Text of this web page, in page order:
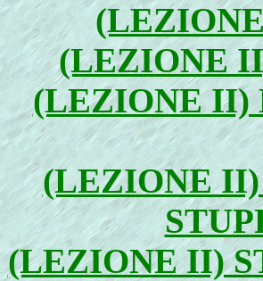
(LEZIONE
(LEZIONE II)
(LEZIONE II)
(LEZIONE II)